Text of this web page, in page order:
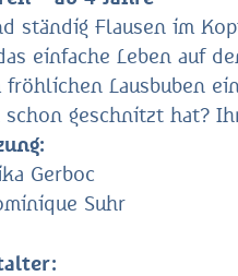
ständig Flausen im
einfache Leben auf
Lausbuben
geschnitzt hat?
Gerboc
Suhr